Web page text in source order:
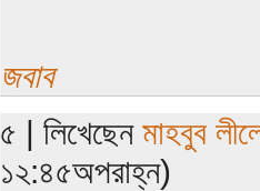
জবাব
৫ | লিখেছেন মাহবুব
১২:৪৫অপরাহ্ন)